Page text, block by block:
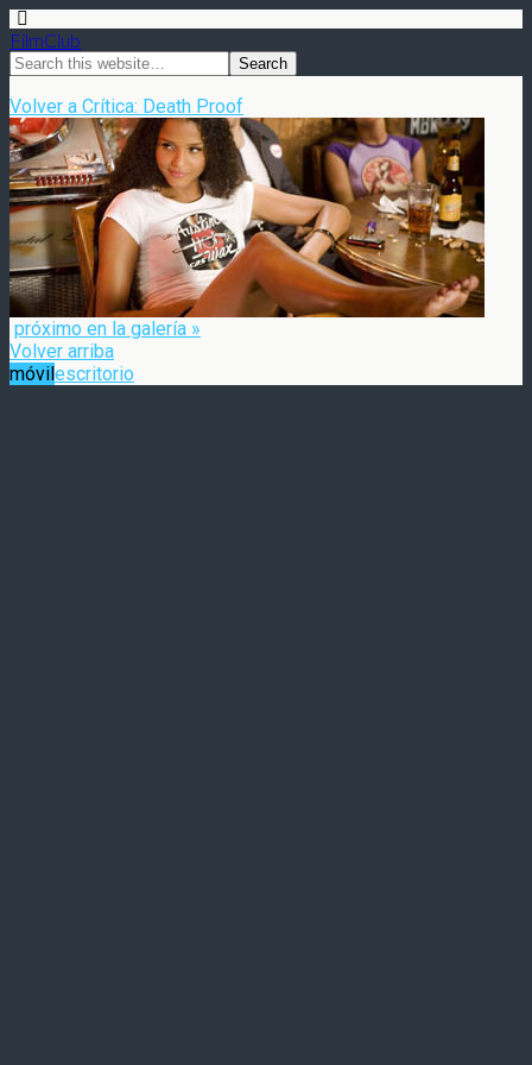
FilmClub
Volver a Crítica: Death Proof
próximo en la galería »
Volver arriba
móvilescritorio